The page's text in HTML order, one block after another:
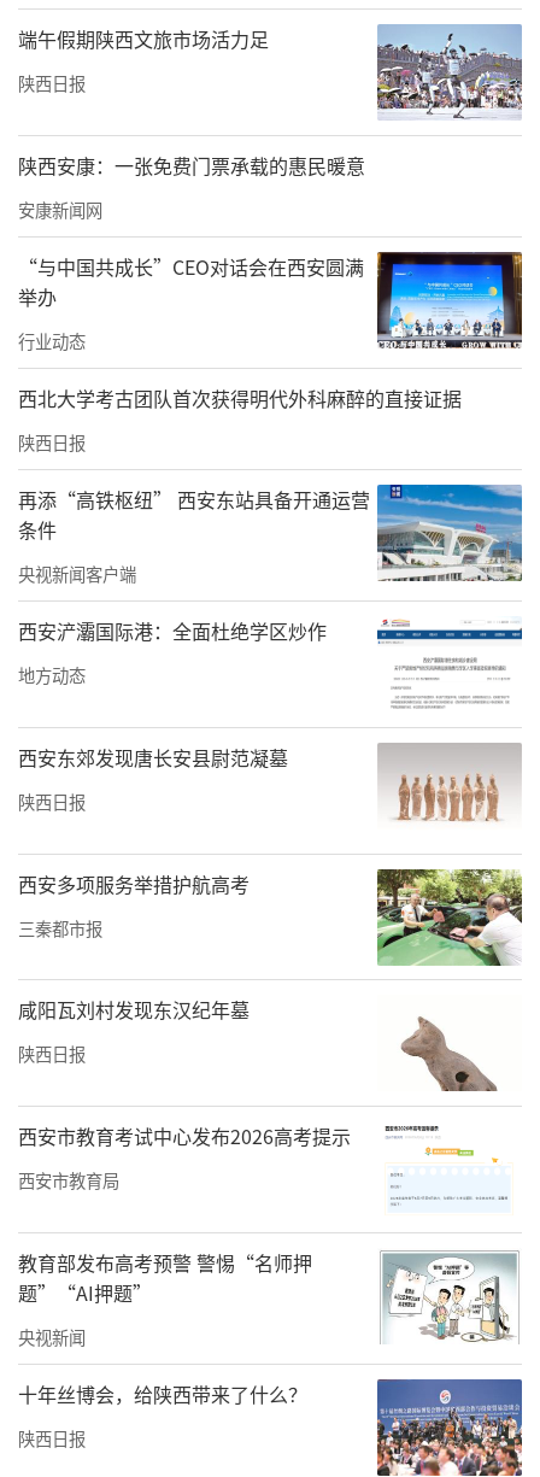
不远处，身着精美苗族服装的镇巴县镇农源农
牧有限公司总经理杨丽格外引人注目。她手持
镇巴腊肉介绍：“这是咱大巴山的腊肉，柏枝
慢熏60天。”
作为土生土长的镇巴人，杨丽自幼耳濡目染父
辈种地养猪做腊肉的手艺。2009年，她开始经
营生猪养殖，并传承镇巴腊肉制作技艺。
作为陕西“头雁”，杨丽带动30余户农户参
与，户均年增收1万元，其镇巴腊肉已经销往北
京、浙江等地。今年是她首次参加农高
会：“卖了不少，很多人慕名而来。”
从“单打独斗”到“带富一方”
“头雁”不仅要自己飞，还要带领“群雁”齐
飞。
青海“头雁”周优旦的牦牛肉展位肉香浓郁，
他递出试吃装介绍：“这是我们家乡的特
色。”展台上，牦牛肉礼盒及各类牦牛肉制品
整齐陈列，引得参观者纷纷驻足咨询、品尝。
“自己富了不算富，带着乡亲们一起富才是真
的富。”秉持着这一理念，他从2013年开始便
投身牦牛产业，2019年正式成立公司，深耕牦
牛文化与产品开发，决心把家乡土特产做大做
强。
周优旦的“头雁”效应已然显现。他带动周边1
00多户乡亲参与产业，乡亲们通过种植饲草、
养殖牦牛，或将农产品和牦牛卖给公司，或在
厂里打零工增加收入。
宁夏展位茶香诱人，郭巧玲正娴熟地冲泡着八
宝茶。作为宁夏“头雁”，郭巧玲带领团队深
耕非遗八宝茶，推进三产融合。
目前公司每年带动200多户农户增收，年均增收
总额达321万元，实现每户年均增收超万元。
端午假期陕西文旅市场活力足
陕西日报
陕西安康：一张免费门票承载的惠民暖意
安康新闻网
“与中国共成长”CEO对话会在西安圆满
举办
行业动态
西北大学考古团队首次获得明代外科麻醉的直接证据
陕西日报
再添“高铁枢纽” 西安东站具备开通运营
条件
央视新闻客户端
西安浐灞国际港：全面杜绝学区炒作
地方动态
西安东郊发现唐长安县尉范凝墓
陕西日报
西安多项服务举措护航高考
三秦都市报
咸阳瓦刘村发现东汉纪年墓
陕西日报
西安市教育考试中心发布2026高考提示
西安市教育局
教育部发布高考预警 警惕“名师押
题”“AI押题”
央视新闻
十年丝博会，给陕西带来了什么？
陕西日报